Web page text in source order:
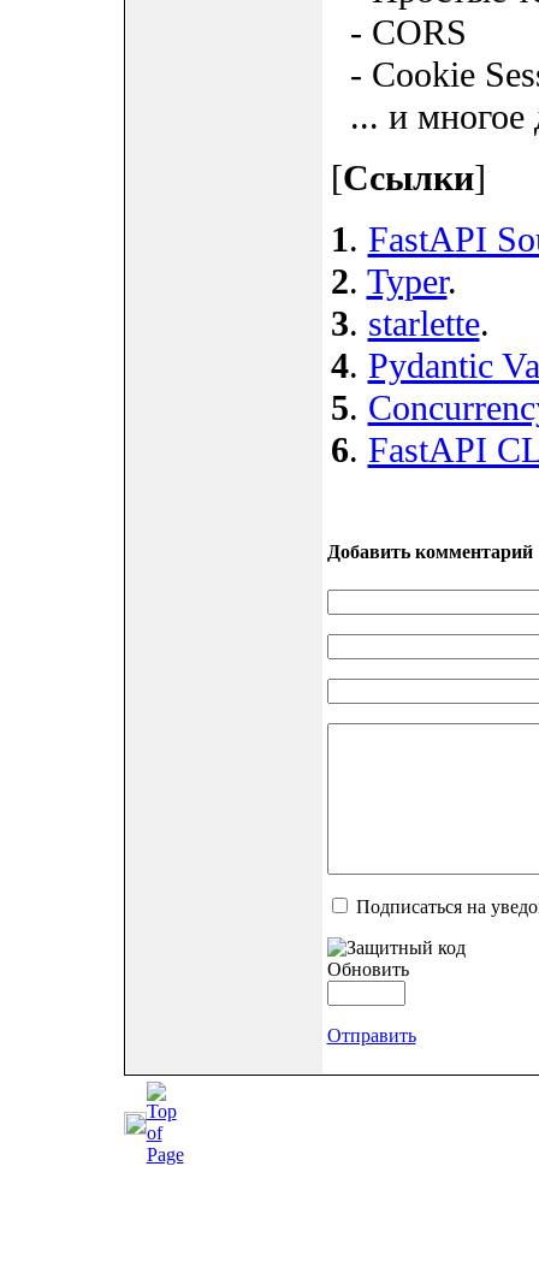
- CORS
- Cookie
... и многое
[Ссылки]
1. FastAPI
2. Typer.
3. starlette.
4. Pydantic
5.
6. FastAPI
Добавить комментарий
Подписаться на
Обновить
Отправить